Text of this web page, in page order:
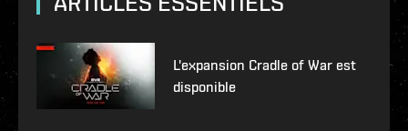
L'expansion Cradle of War est
disponible